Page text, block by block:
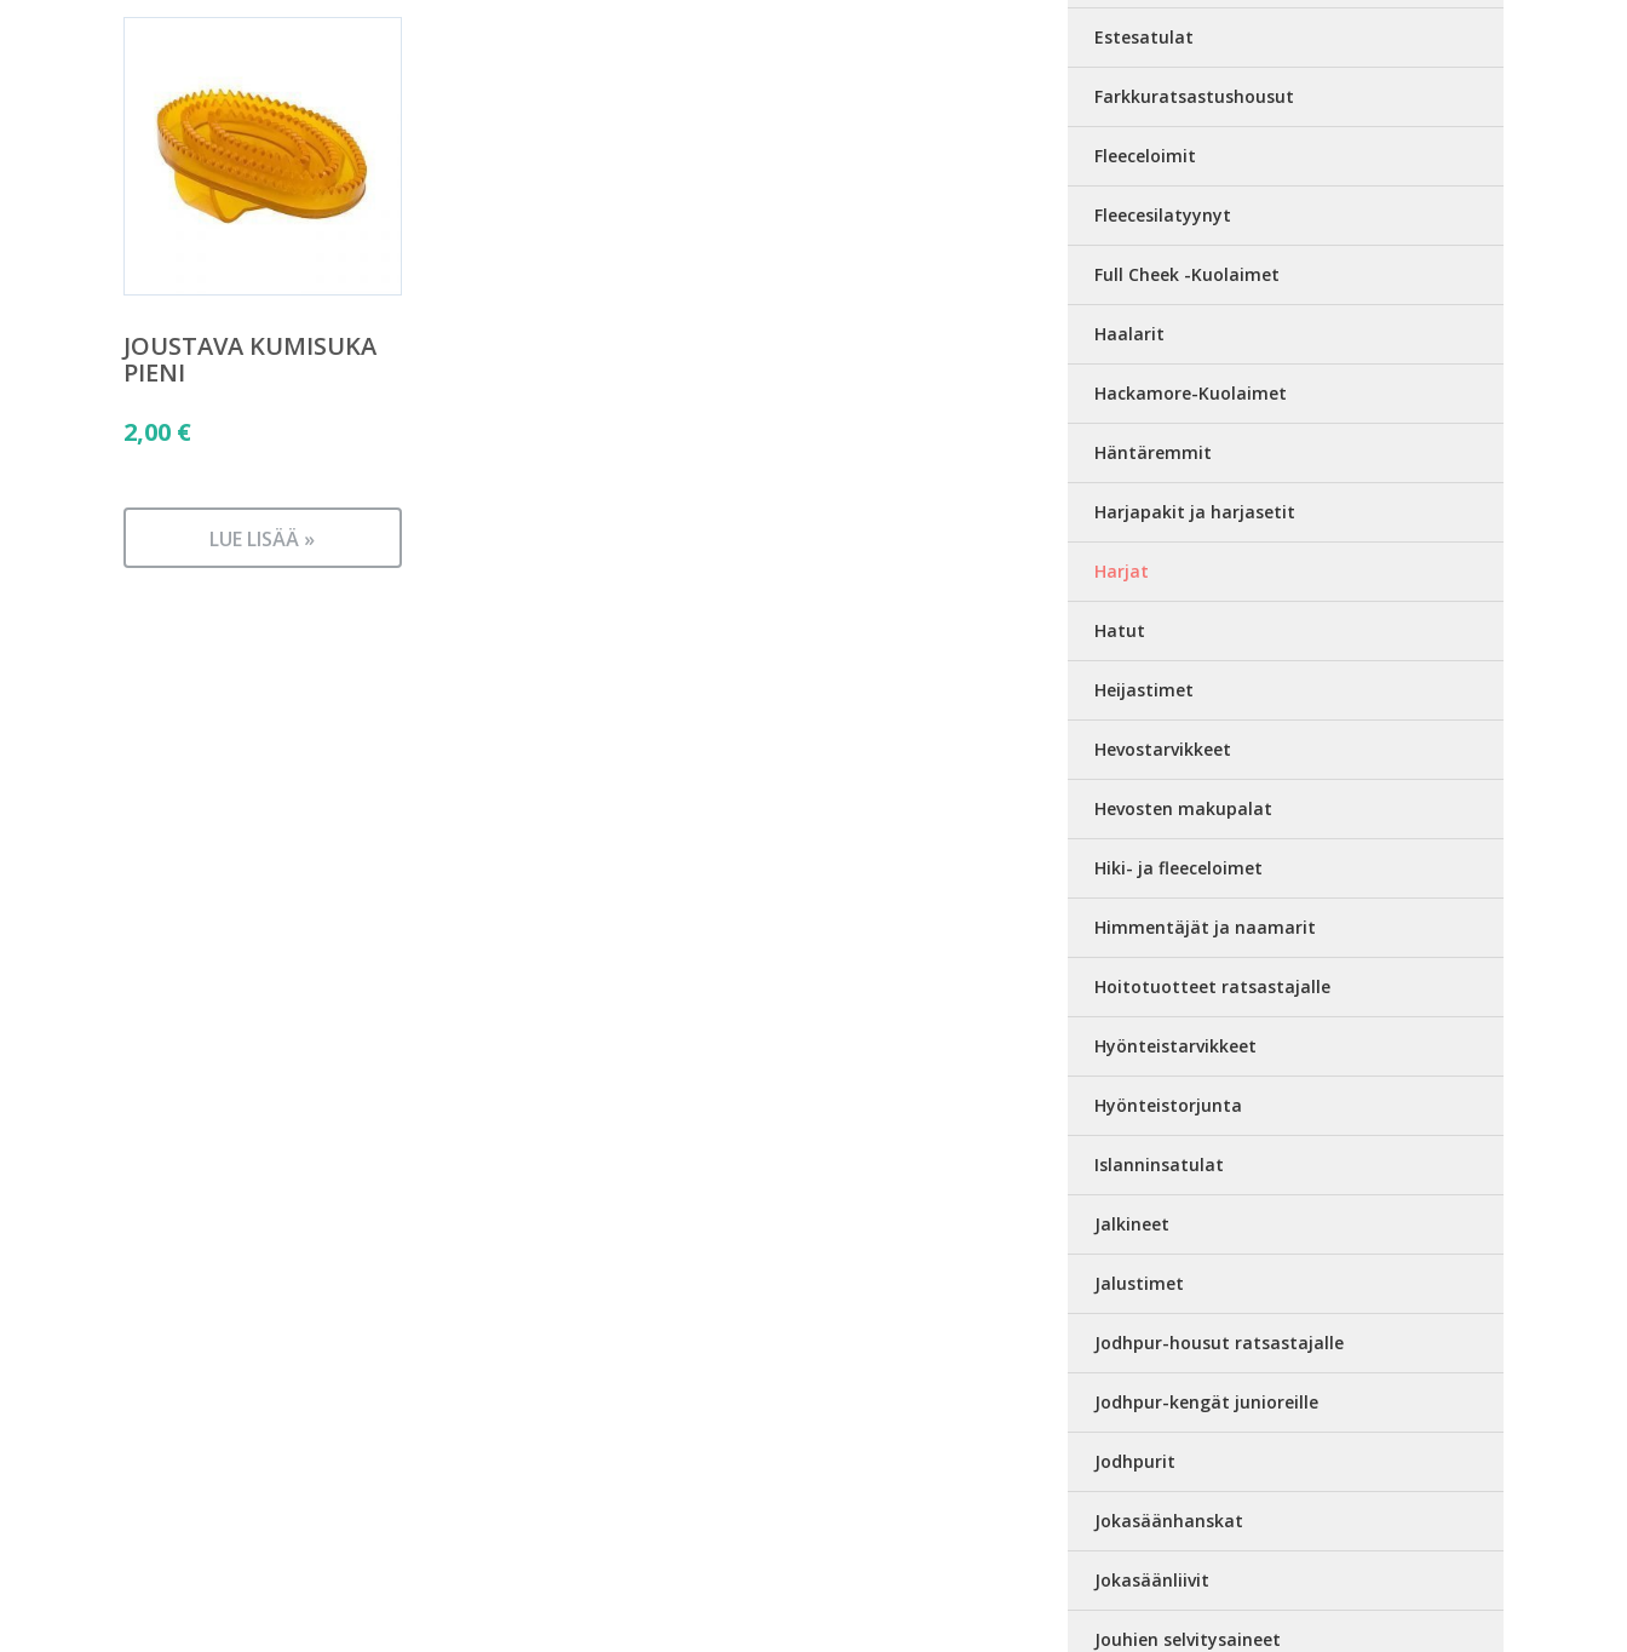
JOUSTAVA KUMISUKA
PIENI
2,00 €
LUE LISÄÄ »
Estesatulat
Farkkuratsastushousut
Fleeceloimit
Fleecesilatyynyt
Full Cheek -Kuolaimet
Haalarit
Hackamore-Kuolaimet
Häntäremmit
Harjapakit ja harjasetit
Harjat
Hatut
Heijastimet
Hevostarvikkeet
Hevosten makupalat
Hiki- ja fleeceloimet
Himmentäjät ja naamarit
Hoitotuotteet ratsastajalle
Hyönteistarvikkeet
Hyönteistorjunta
Islanninsatulat
Jalkineet
Jalustimet
Jodhpur-housut ratsastajalle
Jodhpur-kengät junioreille
Jodhpurit
Jokasäänhanskat
Jokasäänliivit
Jouhien selvitysaineet